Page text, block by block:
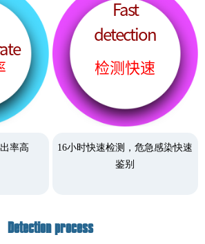
率高
Fast
detection
检测快速
16小时快速检测，危急感染快速
鉴别
Detection process